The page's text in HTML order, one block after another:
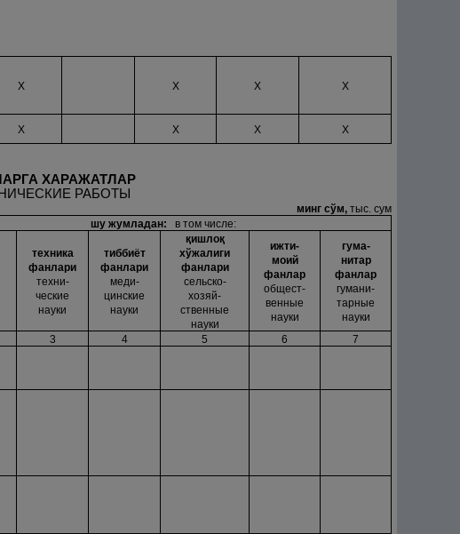
Х Х Х Х
Х Х Х Х
ХАРАЖАТЛАР
РАБОТЫ
минг сўм, тыс. сум
шу жумладан: в том числе:
техника
фанлари
техни-
ческие
науки
тиббиёт
фанлари
меди-
цинские
науки
қишлоқ
хўжалиги
фанлари
сельско-
хозяй-
ственные
науки
ижти-
моий
фанлар
общест-
венные
науки
гума-
нитар
фанлар
гумани-
тарные
науки
3 4 5 6
7